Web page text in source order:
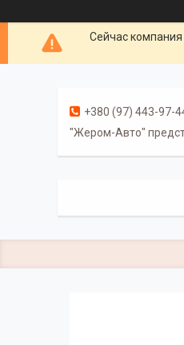
Сейчас
+380 (97) 443-97-
"Жером-Авто"